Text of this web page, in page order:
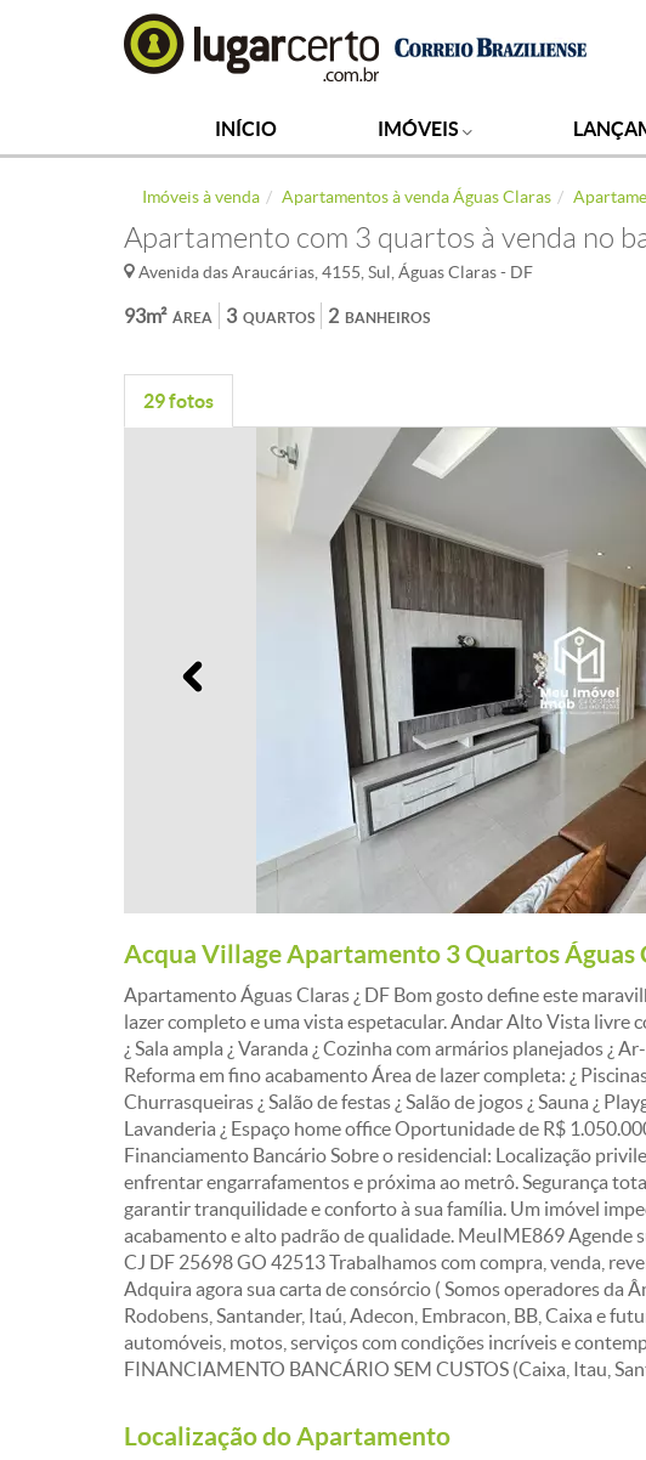
INÍCIO IMÓVEIS
Imóveis à venda Apartamentos à venda Águas Claras
Apartamento com 3 quartos à venda no
Avenida das Araucárias, 4155, Sul, Águas Claras - DF
ÁREA
93m² QUARTOS
3 BANHEIROS
2
29 fotos
Acqua Village Apartamento 3 Quartos Águas
Apartamento Águas Claras ¿ DF Bom gosto define este
lazer completo e uma vista espetacular. Andar Alto Vista livre
¿ Sala ampla ¿ Varanda ¿ Cozinha com armários planejados ¿
Reforma em fino acabamento Área de lazer completa: ¿
Churrasqueiras ¿ Salão de festas ¿ Salão de jogos ¿ Sauna ¿
Lavanderia ¿ Espaço home office Oportunidade de R$
Financiamento Bancário Sobre o residencial: Localização
enfrentar engarrafamentos e próxima ao metrô. Segurança
garantir tranquilidade e conforto à sua família. Um imóvel
acabamento e alto padrão de qualidade. MeuIME869
CJ DF 25698 GO 42513 Trabalhamos com compra, venda,
Adquira agora sua carta de consórcio ( Somos operadores da
Rodobens, Santander, Itaú, Adecon, Embracon, BB, Caixa e
automóveis, motos, serviços com condições incríveis e
FINANCIAMENTO BANCÁRIO SEM CUSTOS (Caixa, Itau,
Localização do Apartamento